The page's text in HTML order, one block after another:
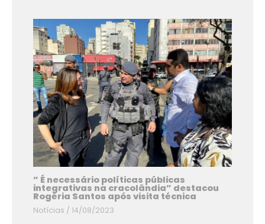
” É necessário políticas públicas
integrativas na cracolândia” destacou
Rogéria Santos após visita técnica
Notícias /14/08/2023